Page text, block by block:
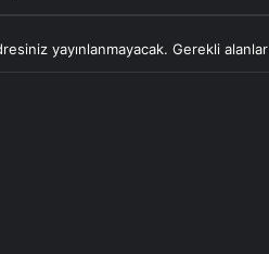
yayınlanmayacak. Gerekli alanlar